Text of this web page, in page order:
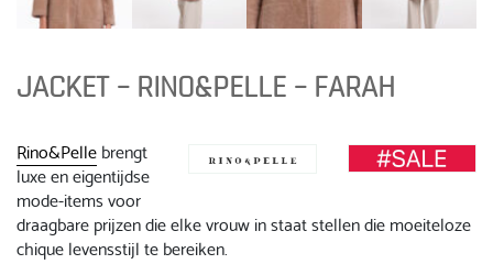
JACKET – RINO&PELLE – FARAH
Rino&Pellebrengt
luxe en eigentijdse
mode-items voor
draagbare prijzen die elke vrouw in staat stellen die moeiteloze
chique levensstijl te bereiken.